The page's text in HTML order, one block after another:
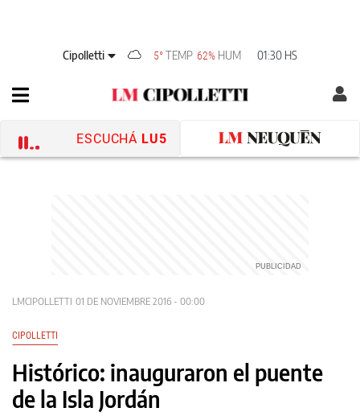
Cipolletti 5° TEMP 62% HUM 01:30 HS
ESCUCHÁ LU5
LMCIPOLLETTI 01 DE NOVIEMBRE 2016 - 00:00
CIPOLLETTI
Histórico: inauguraron el puente
de la Isla Jordán